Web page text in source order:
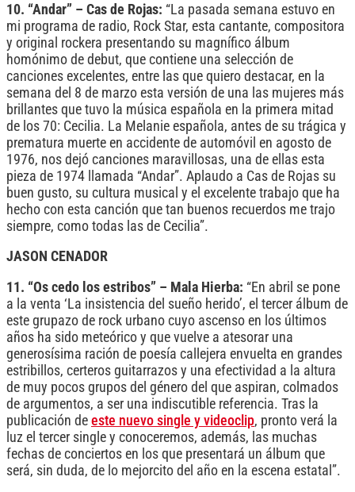
10. “Andar” – Cas de Rojas: “La pasada semana estuvo en
mi programa de radio, Rock Star, esta cantante, compositora
y original rockera presentando su magnífico álbum
homónimo de debut, que contiene una selección de
canciones excelentes, entre las que quiero destacar, en la
semana del 8 de marzo esta versión de una las mujeres más
brillantes que tuvo la música española en la primera mitad
de los 70: Cecilia. La Melanie española, antes de su trágica y
prematura muerte en accidente de automóvil en agosto de
1976, nos dejó canciones maravillosas, una de ellas esta
pieza de 1974 llamada “Andar”. Aplaudo a Cas de Rojas su
buen gusto, su cultura musical y el excelente trabajo que ha
hecho con esta canción que tan buenos recuerdos me trajo
siempre, como todas las de Cecilia”.
JASON CENADOR
11. “Os cedo los estribos” – Mala Hierba: “En abril se pone
a la venta ‘La insistencia del sueño herido’, el tercer álbum de
este grupazo de rock urbano cuyo ascenso en los últimos
años ha sido meteórico y que vuelve a atesorar una
generosísima ración de poesía callejera envuelta en grandes
estribillos, certeros guitarrazos y una efectividad a la altura
de muy pocos grupos del género del que aspiran, colmados
de argumentos, a ser una indiscutible referencia. Tras la
publicación de este nuevo single y videoclip, pronto verá la
luz el tercer single y conoceremos, además, las muchas
fechas de conciertos en los que presentará un álbum que
será, sin duda, de lo mejorcito del año en la escena estatal”.